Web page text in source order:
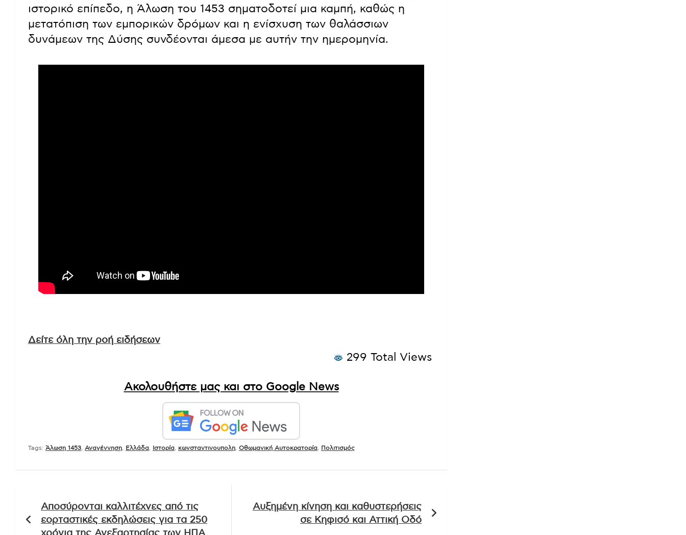
ιστορικό επίπεδο, η Άλωση του 1453 σηματοδοτεί μια καμπή, καθώς η
μετατόπιση των εμπορικών δρόμων και η ενίσχυση των θαλάσσιων
δυνάμεων της Δύσης συνδέονται άμεσα με αυτήν την ημερομηνία.
Δείτε όλη την ροή ειδήσεων
299 Total Views
Ακολουθήστε μας και στο Google News
Tags: Άλωση 1453 Αναγέννηση Ελλάδα Ιστορία κωνσταντινουπολη Οθωμανική Αυτοκρατορία Πολιτισμός
άρθρων
Αποσύρονται καλλιτέχνες από τις
εορταστικές εκδηλώσεις για τα 250
Αυξημένη κίνηση και καθυστερήσεις
σε Κηφισό και Αττική Οδό